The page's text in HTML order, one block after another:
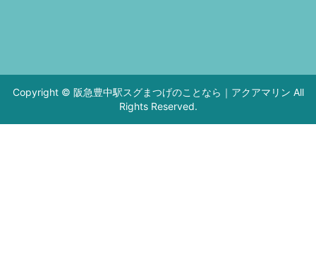
Copyright © 阪急豊中駅スグまつげのことなら｜アクアマリン All
Rights Reserved.